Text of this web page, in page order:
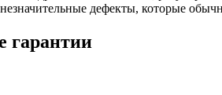
дефекты, которые
гарантии